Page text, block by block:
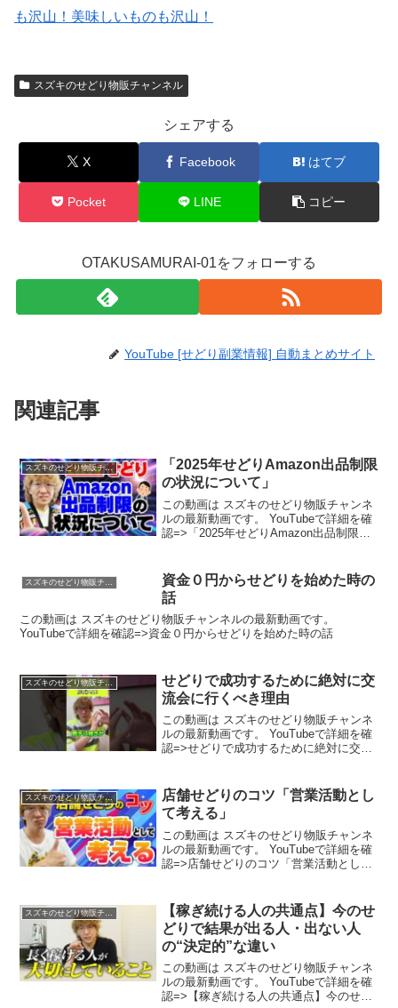
も沢山！美味しいものも沢山！
スズキのせどり物販チャンネル
シェアする
X Facebook はてブ
Pocket LINE コピー
OTAKUSAMURAI-01をフォローする
YouTube [せどり副業情報] 自動まとめサイト
関連記事
スズキのせどり物販チャンネル
「2025年せどりAmazon出品制限
の状況について」
この動画は スズキのせどり物販チャンネ
ルの最新動画です。 YouTubeで詳細を確
認=>「2025年せどりAmazon出品制限の
資金０円からせどりを始めた時の
話
この動画は スズキのせどり物販チャンネルの最新動画です。
YouTubeで詳細を確認=>資金０円からせどりを始めた時の話
スズキのせどり物販チャンネル
せどりで成功するために絶対に交
流会に行くべき理由
この動画は スズキのせどり物販チャンネ
ルの最新動画です。 YouTubeで詳細を確
認=>せどりで成功するために絶対に交流
スズキのせどり物販チャンネル
店舗せどりのコツ「営業活動とし
て考える」
この動画は スズキのせどり物販チャンネ
ルの最新動画です。 YouTubeで詳細を確
認=>店舗せどりのコツ「営業活動として
【稼ぎ続ける人の共通点】今のせ
どりで結果が出る人・出ない人
の“決定的”な違い
この動画は スズキのせどり物販チャンネ
ルの最新動画です。 YouTubeで詳細を確
認=>【稼ぎ続ける人の共通点】今のせど